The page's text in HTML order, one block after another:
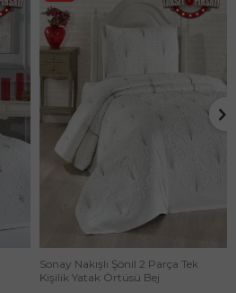
Sonay Nakışlı Şönil 2 Parça Tek
Kişilik Yatak Örtüsü Bej